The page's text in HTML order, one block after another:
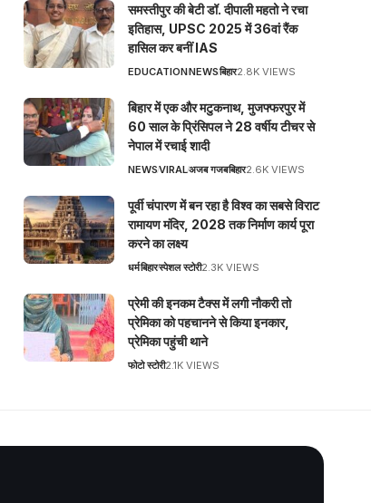
समस्तीपुर की बेटी डॉ. दीपाली महतो ने रचा
इतिहास, UPSC 2025 में 36वां रैंक
हासिल कर बनीं IAS
EDUCATIONNEWSबिहार2.8K VIEWS
बिहार में एक और मटुकनाथ, मुजफ्फरपुर में
60 साल के प्रिंसिपल ने 28 वर्षीय टीचर से
नेपाल में रचाई शादी
NEWSVIRALअजब गजबबिहार2.6K VIEWS
पूर्वी चंपारण में बन रहा है विश्व का सबसे विराट
रामायण मंदिर, 2028 तक निर्माण कार्य पूरा
करने का लक्ष्य
धर्मबिहारस्पेशल स्टोरी2.3K VIEWS
प्रेमी की इनकम टैक्स में लगी नौकरी तो
प्रेमिका को पहचानने से किया इनकार,
प्रेमिका पहुंची थाने
फोटो स्टोरी2.1K VIEWS